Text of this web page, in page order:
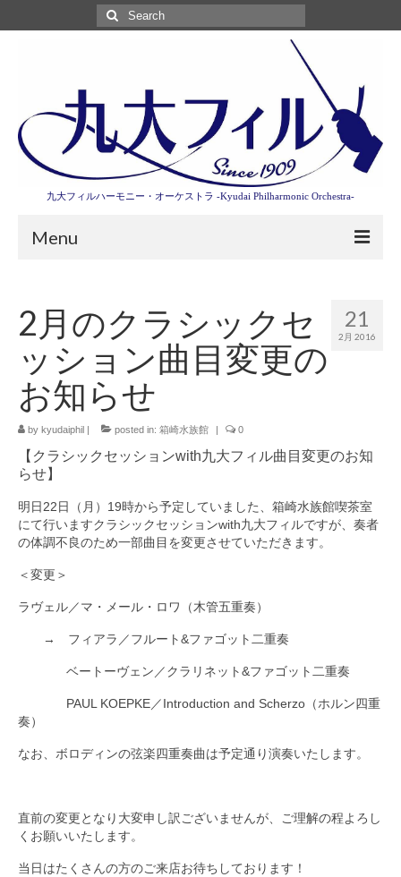
Search
for:
九大フィルハーモニー・オーケストラ -Kyudai Philharmonic Orchestra-
Menu
演奏会情報
卒業記念演奏会2027
九大フィルとは
九大フィルの歴史
ご寄付のお願い
演奏会の歴史
出張演奏
九大フィル特集ページ
団員専用ページ
21
2月 2016
2月のクラシックセ
ッション曲目変更の
お知らせ
by kyudaiphil posted in: 箱崎水族館 0
【クラシックセッションwith九大フィル曲目変更のお知
らせ】
明日22日（月）19時から予定していました、箱崎水族館喫茶室
にて行いますクラシックセッションwith九大フィルですが、奏者
の体調不良のため一部曲目を変更させていただきます。
＜変更＞
ラヴェル／マ・メール・ロワ（木管五重奏）
→ フィアラ／フルート&ファゴット二重奏
ベートーヴェン／クラリネット&ファゴット二重奏
PAUL KOEPKE／Introduction and Scherzo（ホルン四重
奏）
なお、ボロディンの弦楽四重奏曲は予定通り演奏いたします。
直前の変更となり大変申し訳ございませんが、ご理解の程よろし
くお願いいたします。
当日はたくさんの方のご来店お待ちしております！